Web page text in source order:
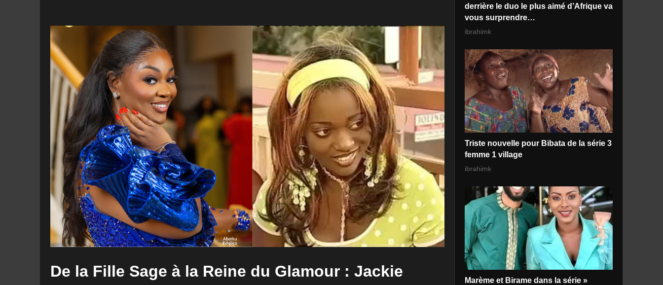
De la Fille Sage à la Reine du Glamour : Jackie
derrière le duo le plus aimé d’Afrique va
vous surprendre…
ibrahimk
Triste nouvelle pour Bibata de la série 3
femme 1 village
ibrahimk
Marème et Birame dans la série »